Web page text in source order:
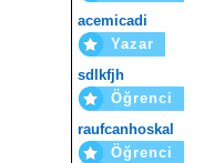
acemicadi
Yazar
sdlkfjh
Öğrenci
raufcanhoskal
Öğrenci